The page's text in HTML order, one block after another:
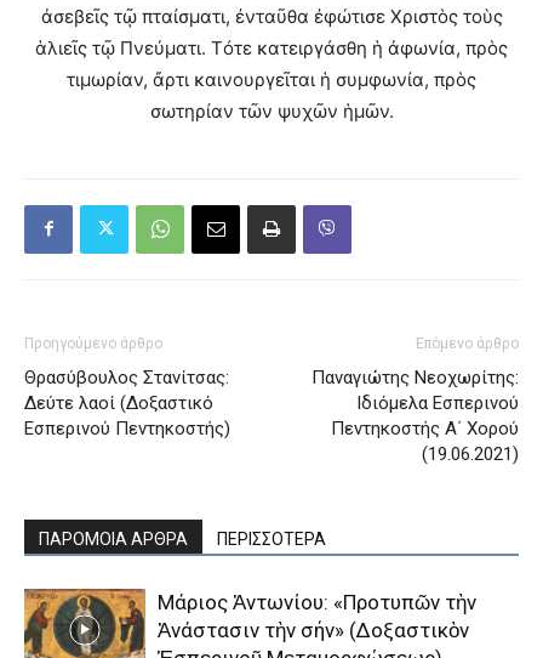
ἀσεβεῖς τῷ πταίσματι, ἐνταῦθα ἐφώτισε Χριστὸς τοὺς
ἁλιεῖς τῷ Πνεύματι. Τότε κατειργάσθη ἡ ἀφωνία, πρὸς
τιμωρίαν, ἄρτι καινουργεῖται ἡ συμφωνία, πρὸς
σωτηρίαν τῶν ψυχῶν ἡμῶν.
Προηγούμενο άρθρο
Θρασύβουλος Στανίτσας:
Δεύτε λαοί (Δοξαστικό
Εσπερινού Πεντηκοστής)
Επόμενο άρθρο
Παναγιώτης Νεοχωρίτης:
Ιδιόμελα Εσπερινού
Πεντηκοστής Α΄ Χορού
(19.06.2021)
ΠΑΡΟΜΟΙΑ ΑΡΘΡΑ ΠΕΡΙΣΣΟΤΕΡΑ
Μάριος Ἀντωνίου: «Προτυπῶν τὴν
Ἀνάστασιν τὴν σήν» (Δοξαστικὸν